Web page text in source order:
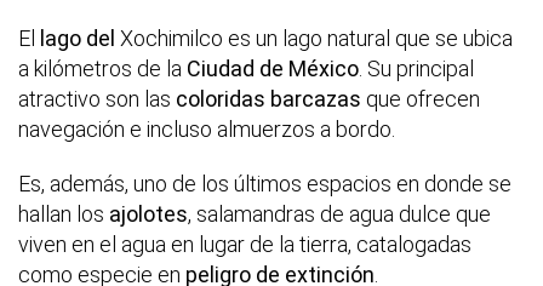
El lago del Xochimilco es un lago natural que se ubica
a kilómetros de la Ciudad de México . Su principal
atractivo son las coloridas barcazas que ofrecen
navegación e incluso almuerzos a bordo.
Es, además, uno de los últimos espacios en donde se
hallan los ajolotes, salamandras de agua dulce que
viven en el agua en lugar de la tierra, catalogadas
como especie en peligro de extinción